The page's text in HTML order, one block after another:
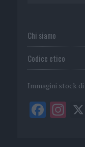
Chi siamo
Codice etico
Immagini stock di